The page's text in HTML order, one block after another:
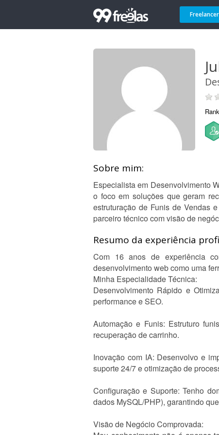
Sobre mim:
Especialista em Desenvolvimento
o foco em soluções que geram
estruturação de Funis de Vendas
parceiro técnico com visão de
Resumo da experiência
Com 16 anos de experiência
desenvolvimento web como uma
Minha Especialidade Técnica:
Desenvolvimento Rápido e
performance e SEO.
Automação e Funis: Estruturo
recuperação de carrinho.
Inovação com IA: Desenvolvo e
suporte 24/7 e otimização de
Configuração e Suporte: Tenho
dados MySQL/PHP), garantindo
Visão de Negócio Comprovada: